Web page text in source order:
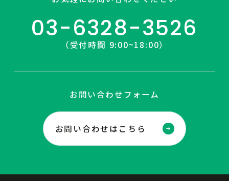
03-6328-3526
（受付時間 9:00~18:00）
お問い合わせフォーム
お問い合わせはこちら